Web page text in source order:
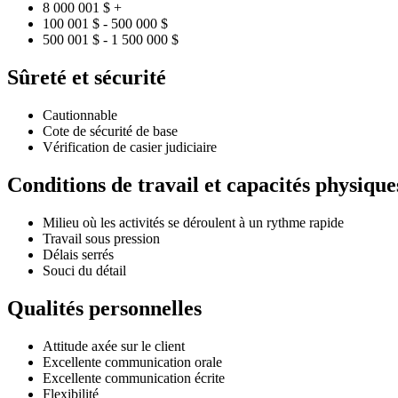
8 000 001 $ +
100 001 $ - 500 000 $
500 001 $ - 1 500 000 $
Sûreté et sécurité
Cautionnable
Cote de sécurité de base
Vérification de casier judiciaire
Conditions de travail et capacités
Milieu où les activités se déroulent à un rythme rapide
Travail sous pression
Délais serrés
Souci du détail
Qualités personnelles
Attitude axée sur le client
Excellente communication orale
Excellente communication écrite
Flexibilité